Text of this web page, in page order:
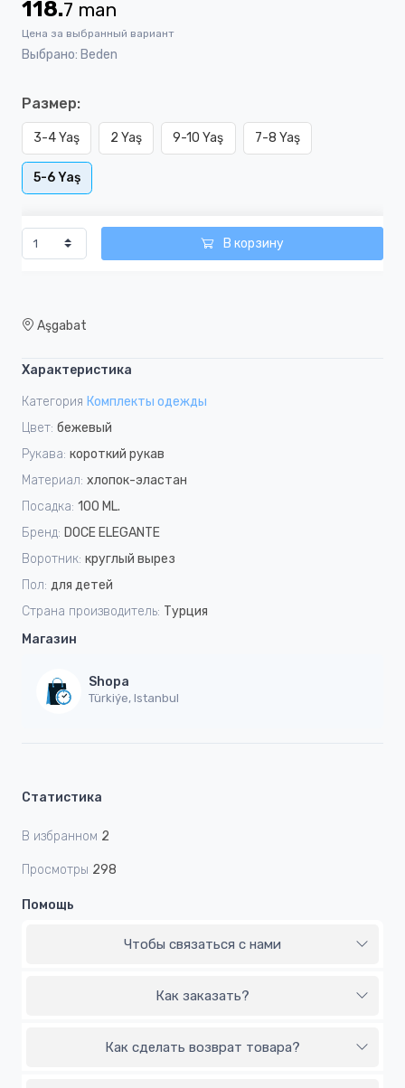
118.7 man
Цена за выбранный вариант
Выбрано: Beden
Размер:
3-4 Yaş 2 Yaş 9-10 Yaş 7-8 Yaş
5-6 Yaş
В корзину
Aşgabat
Характеристика
Категория Комплекты одежды
Цвет: бежевый
Рукава: короткий рукав
Материал: хлопок-эластан
Посадка: 100 ML.
Бренд: DOCE ELEGANTE
Воротник: круглый вырез
Пол: для детей
Страна производитель: Турция
Магазин
Shopa
Türkiýe, Istanbul
Статистика
В избранном 2
Просмотры 298
Помощь
Чтобы связаться с нами
Как заказать?
Как сделать возврат товара?